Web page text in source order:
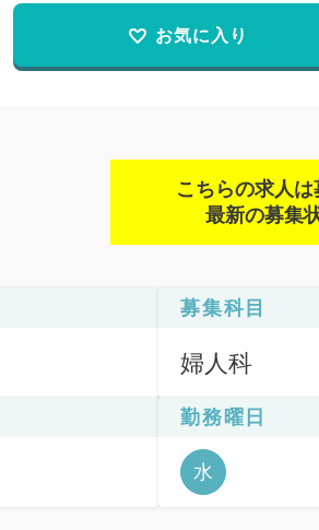
お気に入り
こちらの求人は
最新の募集
募集科目
婦人科
勤務曜日
水